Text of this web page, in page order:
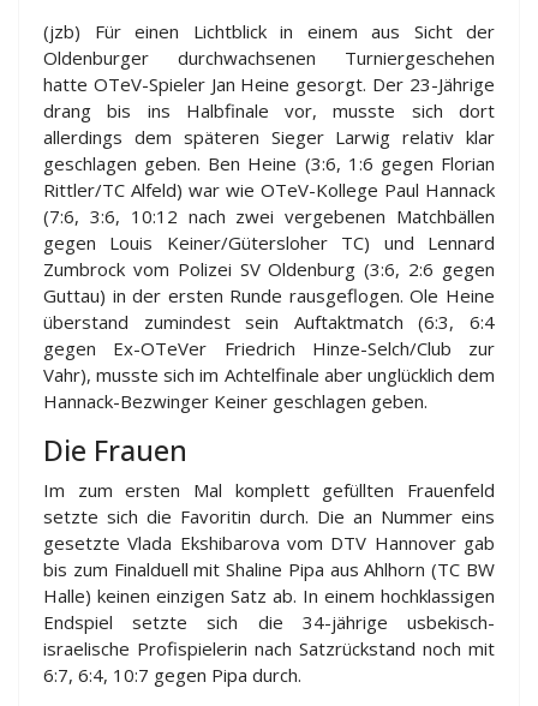
(jzb) Für einen Lichtblick in einem aus Sicht der
Oldenburger durchwachsenen Turniergeschehen
hatte OTeV-Spieler Jan Heine gesorgt. Der 23-Jährige
drang bis ins Halbfinale vor, musste sich dort
allerdings dem späteren Sieger Larwig relativ klar
geschlagen geben. Ben Heine (3:6, 1:6 gegen Florian
Rittler/TC Alfeld) war wie OTeV-Kollege Paul Hannack
(7:6, 3:6, 10:12 nach zwei vergebenen Matchbällen
gegen Louis Keiner/Gütersloher TC) und Lennard
Zumbrock vom Polizei SV Oldenburg (3:6, 2:6 gegen
Guttau) in der ersten Runde rausgeflogen. Ole Heine
überstand zumindest sein Auftaktmatch (6:3, 6:4
gegen Ex-OTeVer Friedrich Hinze-Selch/Club zur
Vahr), musste sich im Achtelfinale aber unglücklich dem
Hannack-Bezwinger Keiner geschlagen geben.
Die Frauen
Im zum ersten Mal komplett gefüllten Frauenfeld
setzte sich die Favoritin durch. Die an Nummer eins
gesetzte Vlada Ekshibarova vom DTV Hannover gab
bis zum Finalduell mit Shaline Pipa aus Ahlhorn (TC BW
Halle) keinen einzigen Satz ab. In einem hochklassigen
Endspiel setzte sich die 34-jährige usbekisch-
israelische Profispielerin nach Satzrückstand noch mit
6:7, 6:4, 10:7 gegen Pipa durch.